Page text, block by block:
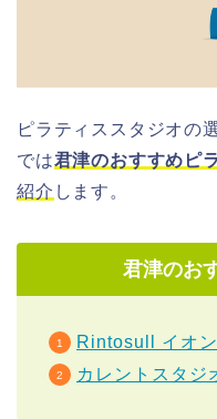
ピラティススタジオの
では君津のおすすめピ
紹介 します。
君津のお
Rintosull イオ
カレントスタジ